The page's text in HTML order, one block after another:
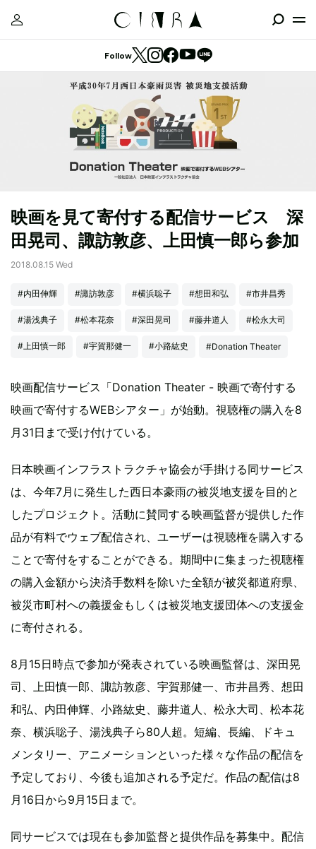
Follow
映画を見て寄付する配信サービス 深
田晃司、諏訪敦彦、上田慎一郎ら参加
2018.08.15 Wed
#内田伸輝 #諏訪敦彦 #横浜聡子 #想田和弘 #市井昌秀
#湯浅典子 #松本花奈 #深田晃司 #藤井道人 #松永大司
#上田慎一郎 #宇賀那健一 #小路紘史 #Donation Theater
映画配信サービス「Donation Theater - 映画で寄付する
映画で寄付するWEBシアター」が始動。視聴権の購入を8
月31日まで受け付けている。
日本映画インフラストラクチャ協会が手掛ける同サービス
は、今年7月に発生した西日本豪雨の被災地支援を目的と
したプロジェクト。活動に賛同する映画監督が提供した作
品が有料でウェブ配信され、ユーザーは視聴権を購入する
ことで寄付をすることができる。期間中に集まった視聴権
の購入金額から決済手数料を除いた全額が被災都道府県、
被災市町村への義援金もしくは被災地支援団体への支援金
に寄付される。
8月15日時点で参加が発表されている映画監督は、深田晃
司、上田慎一郎、諏訪敦彦、宇賀那健一、市井昌秀、想田
和弘、内田伸輝、小路紘史、藤井道人、松永大司、松本花
奈、横浜聡子、湯浅典子ら80人超。短編、長編、ドキュ
メンタリー、アニメーションといった様々な作品の配信を
予定しており、今後も追加される予定だ。作品の配信は8
月16日から9月15日まで。
同サービスでは現在も参加監督と提供作品を募集中。配信